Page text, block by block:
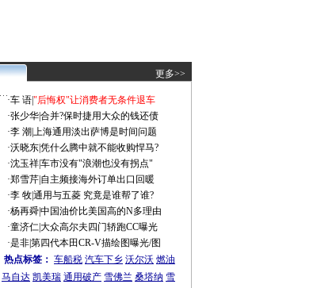
更多>>
·车 语|"后悔权"让消费者无条件退车
·张少华|合并?保时捷用大众的钱还债
·李 潮 上海通用淡出萨博是时间问题
·沃晓东|凭什么腾中就不能收购悍马?
·沈玉祥|车市没有"浪潮也没有拐点"
·郑雪芹| 自主频接海外订单出口回暖
·李 牧|通用与五菱 究竟是谁帮了谁?
·杨再舜|中国油价比美国高的N多理由
·童济仁|大众高尔夫四门轿跑CC曝光
·是非|第四代本田CR-V描绘图曝光/图
热点标签： 车船税 汽车下乡 沃尔沃 燃油
马自达 凯美瑞 通用破产 雪佛兰 桑塔纳 雪